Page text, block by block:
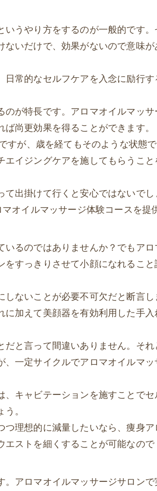
うやり方をするのが一般的です。
いだけで、効果がないので意味が
常的なセルフケアを入念に励行す
が特長です。アロマオイルマッサ
尚更効果を得ることができます。
すが、歳を経てもそのような状態で
イジングケアを施してもらうこと
出掛けて行くと安心ではないでし
オイルマッサージ体験コースを提
いるのではありませんか？でもアロ
すっきりさせて小顔になれること
ないことが必要不可欠だと断言し
加えて美顔器を有効利用した手入
と言って間違いありません。それ
一定サイクルでアロマオイルマッ
キャビテーションを施すことでセ
。
理想的に減量したいなら、痩身ア
エストを細くすることが可能なので
アロマオイルマッサージサロンで